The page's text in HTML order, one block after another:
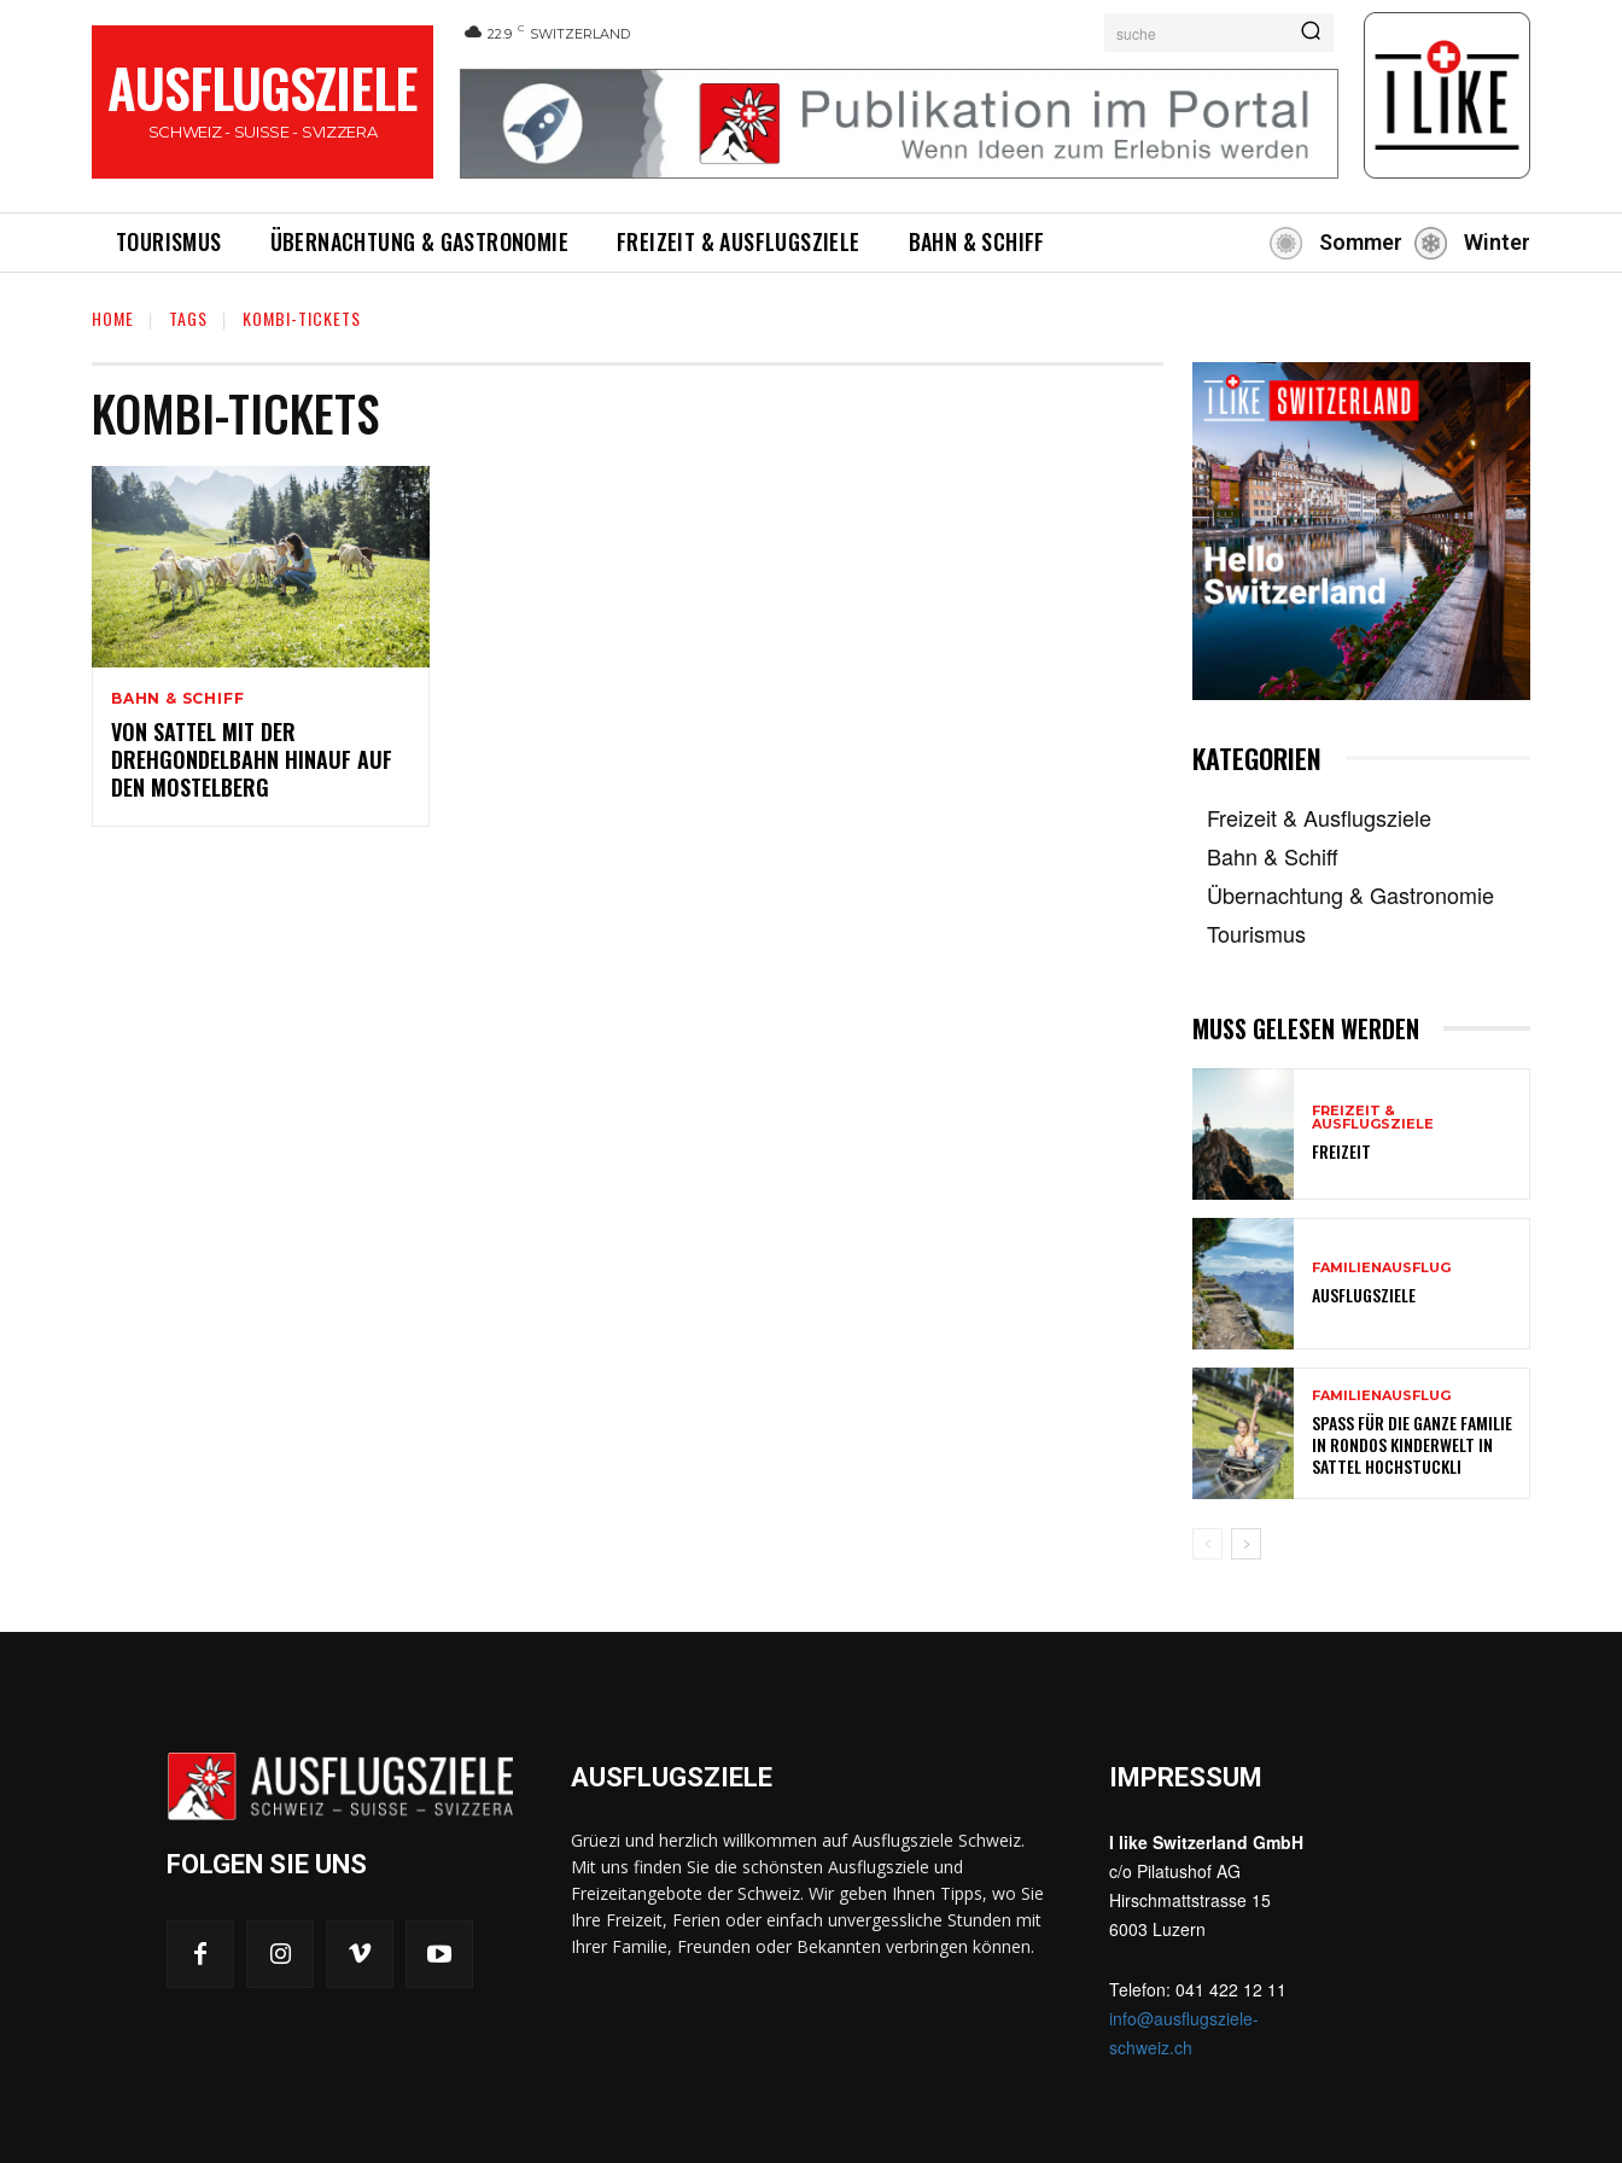
AUSFLUGSZIELE
SCHWEIZ - SUISSE - SVIZZERA
22.9 C SWITZERLAND suche
TOURISMUS ÜBERNACHTUNG & GASTRONOMIE FREIZEIT & AUSFLUGSZIELE BAHN & SCHIFF Sommer Winter
HOME TAGS KOMBI-TICKETS
KOMBI-TICKETS
BAHN & SCHIFF
VON SATTEL MIT DER
DREHGONDELBAHN HINAUF AUF
DEN MOSTELBERG
KATEGORIEN
Freizeit & Ausflugsziele
Bahn & Schiff
Übernachtung & Gastronomie
Tourismus
MUSS GELESEN WERDEN
FREIZEIT &
AUSFLUGSZIELE
FREIZEIT
FAMILIENAUSFLUG
AUSFLUGSZIELE
FAMILIENAUSFLUG
SPASS FÜR DIE GANZE FAMILIE
IN RONDOS KINDERWELT IN
SATTEL HOCHSTUCKLI
FOLGEN SIE UNS
AUSFLUGSZIELE
Grüezi und herzlich willkommen auf Ausflugsziele Schweiz.
Mit uns finden Sie die schönsten Ausflugsziele und
Freizeitangebote der Schweiz. Wir geben Ihnen Tipps, wo Sie
Ihre Freizeit, Ferien oder einfach unvergessliche Stunden mit
Ihrer Familie, Freunden oder Bekannten verbringen können.
IMPRESSUM
I like Switzerland GmbH
c/o Pilatushof AG
Hirschmattstrasse 15
6003 Luzern
Telefon: 041 422 12 11
info@ausflugsziele-
schweiz.ch